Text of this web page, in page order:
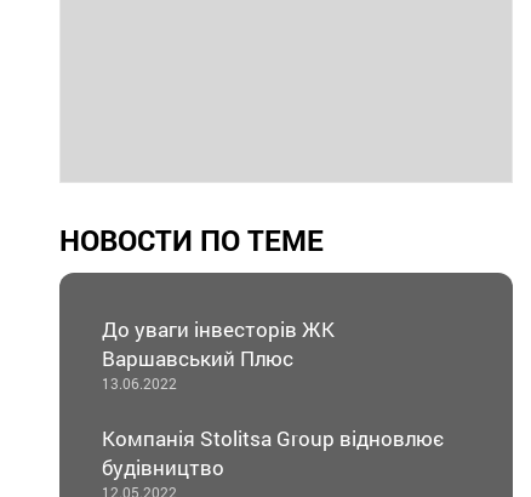
НОВОСТИ ПО ТЕМЕ
До уваги інвесторів ЖК
Варшавський Плюс
13.06.2022
Компанія Stolitsa Group відновлює
будівництво
12.05.2022